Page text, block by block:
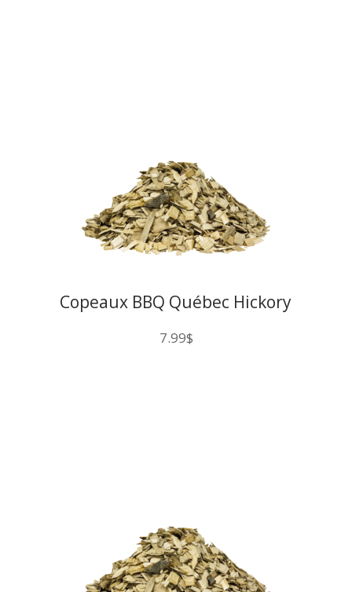
Copeaux BBQ Québec Hickory
7.99$